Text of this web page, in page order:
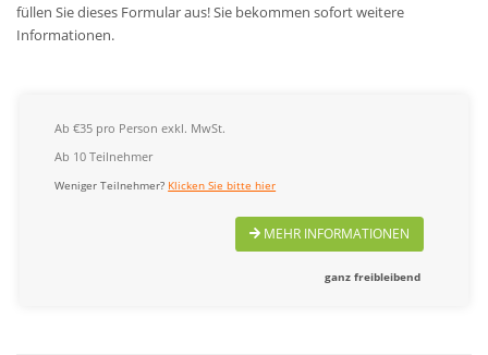
füllen Sie dieses Formular aus! Sie bekommen sofort weitere
Informationen.
Ab €35 pro Person exkl. MwSt.
Ab 10 Teilnehmer
Weniger Teilnehmer? Klicken Sie bitte hier
MEHR INFORMATIONEN
ganz freibleibend